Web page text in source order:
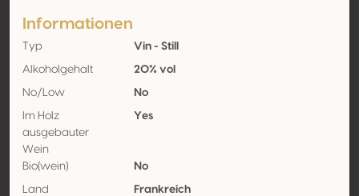
Informationen
Typ Vin - Still
Alkoholgehalt 20% vol
No/Low No
Im Holz
ausgebauter
Wein
Yes
Bio(wein) No
Land Frankreich